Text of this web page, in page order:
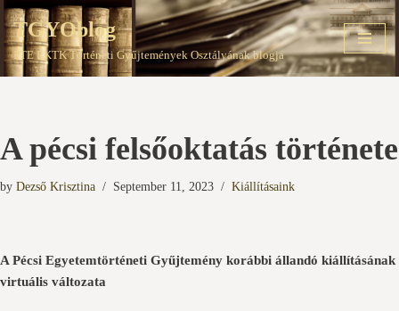
Skip
to
TGYOblog
PTE EKTK Történeti Gyűjtemények Osztályának blogja
A pécsi felsőoktatás története
by Dezső Krisztina September 11, 2023 Kiállításaink
A Pécsi Egyetemtörténeti Gyűjtemény korábbi állandó kiállításának
virtuális változata